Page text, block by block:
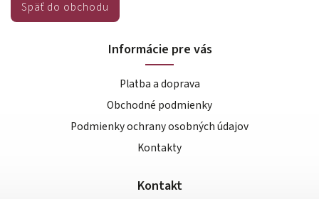
Späť do obchodu
Informácie pre vás
Platba a doprava
Obchodné podmienky
Podmienky ochrany osobných údajov
Kontakty
Kontakt